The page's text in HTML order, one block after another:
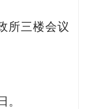
所三楼会议